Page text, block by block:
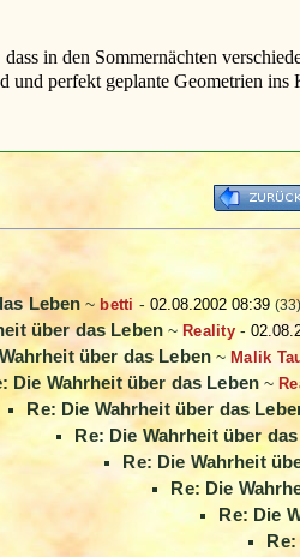
in den Sommernächten
und perfekt geplante Geometrien
Leben ~ betti - 02.08.2002 08:39 (33)
über das Leben ~ Reality-
über das Leben ~ Malik
Die Wahrheit über das Leben ~
Re: Die Wahrheit über das
Re: Die Wahrheit über
Re: Die Wahrheit
Re: Die
Re: Die